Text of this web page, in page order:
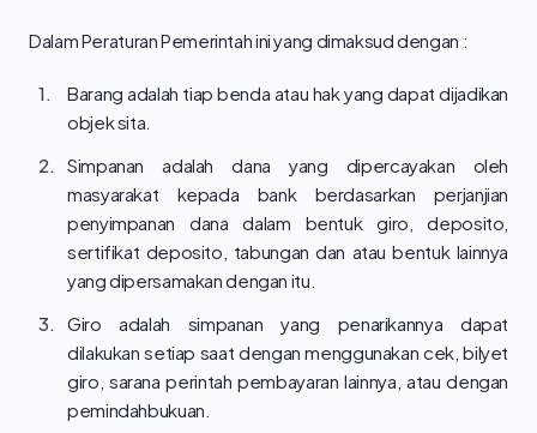
Dalam Peraturan Pemerintah ini yang dimaksud dengan :
1.
Barang adalah tiap benda atau hak yang dapat dijadikan
objek sita.
2.
Simpanan adalah dana yang dipercayakan oleh
masyarakat kepada bank berdasarkan perjanjian
penyimpanan dana dalam bentuk giro, deposito,
sertifikat deposito, tabungan dan atau bentuk lainnya
yang dipersamakan dengan itu.
3.
Giro adalah simpanan yang penarikannya dapat
dilakukan setiap saat dengan menggunakan cek, bilyet
giro, sarana perintah pembayaran lainnya, atau dengan
pemindahbukuan.